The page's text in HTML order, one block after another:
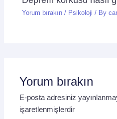
Yorum bırakın / Psikoloji / By
Yorum bırakın
E-posta adresiniz
işaretlenmişlerdir